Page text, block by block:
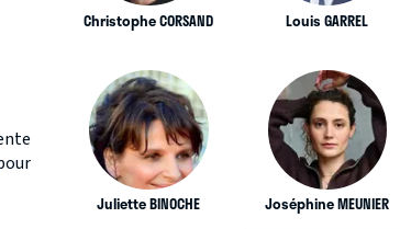
Christophe CORSAND Louis GARREL
Juliette BINOCHE Joséphine MEUNIER